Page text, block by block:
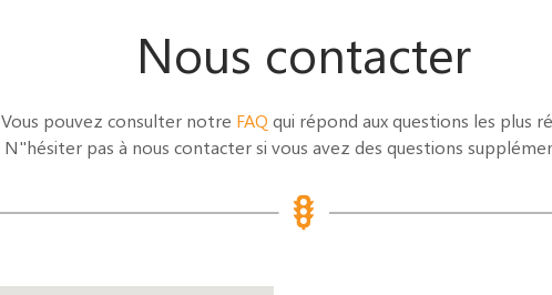
Nous contacter
Vous pouvez consulter notre FAQ qui répond aux questions les plus
N"hésiter pas à nous contacter si vous avez des questions